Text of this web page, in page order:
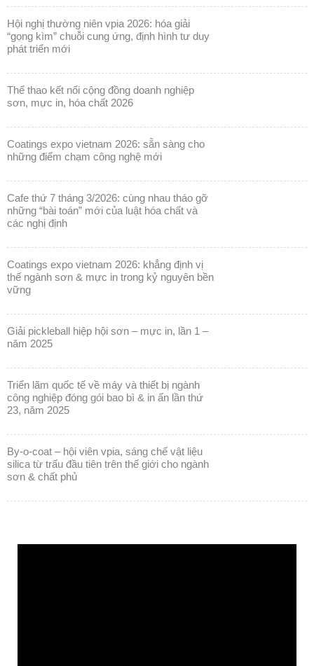
hội nghị thường niên vpia 2026: hóa giải
“gọng kìm” chuỗi cung ứng, định hình tư duy
phát triển mới
thể thao kết nối cộng đồng doanh nghiệp
sơn, mực in, hóa chất 2026
coatings expo vietnam 2026: sẵn sàng cho
những điểm chạm công nghệ mới
cafe thứ 7 tháng 3/2026: cùng nhau tháo gỡ
những “bài toán” mới của luật hóa chất và
các nghị định
coatings expo vietnam 2026: khẳng định vị
thế ngành sơn & mực in trong kỷ nguyên bền
vững
giải pickleball hiệp hội sơn – mực in, lần 1 –
năm 2025
triển lãm quốc tế về máy và thiết bị ngành
công nghiệp đóng gói bao bì & in ấn lần thứ
23, năm 2025
by-o-coat – hội viên vpia, sáng chế vật liệu
silica từ trấu đầu tiên trên thế giới cho ngành
sơn & chất phủ